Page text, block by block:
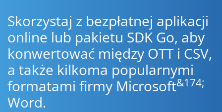
Skorzystaj z bezpłatnej aplikacji
online lub pakietu SDK Go, aby
konwertować między OTT i CSV,
a także kilkoma popularnymi
formatami firmy Microsoft&174;
Word.